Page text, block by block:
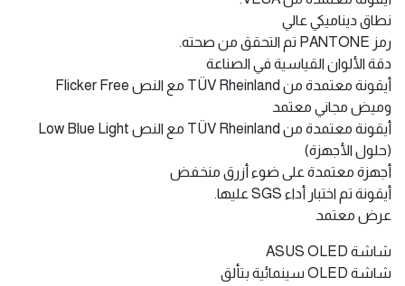
نطاق ديناميكي عالي
رمز PANTONE تم التحقق من صحته.
دقة الألوان القياسية في الصناعة
أيقونة معتمدة من TÜV Rheinland مع النص Flicker Free
وميض مجاني معتمد
أيقونة معتمدة من TÜV Rheinland مع النص Low Blue Light
(حلول الأجهزة)
أجهزة معتمدة على ضوء أزرق منخفض
أيقونة تم اختبار أداء SGS عليها.
عرض معتمد
شاشة ASUS OLED
شاشة OLED سينمائية بتألق